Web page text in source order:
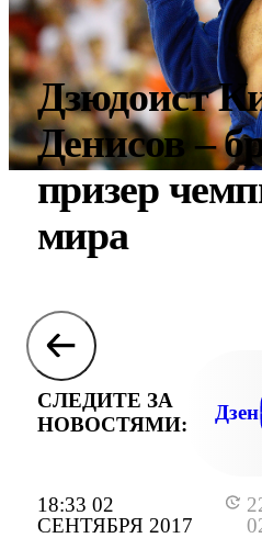
18:33 02
СЕНТЯБРЯ 2017
Дзюдоист
Денисов –
призер
мира
СЛЕДИТЕ ЗА
НОВОСТЯМИ:
Дзен